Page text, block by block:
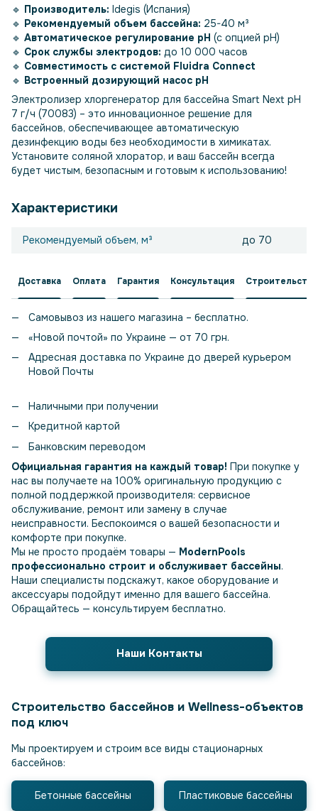
🔹 Производитель: Idegis (Испания)
🔹 Рекомендуемый объем бассейна: 25-40 м³
🔹 Автоматическое регулирование pH (с опцией pH)
🔹 Срок службы электродов: до 10 000 часов
🔹 Совместимость с системой Fluidra Connect
🔹 Встроенный дозирующий насос pH
Электролизер хлоргенератор для бассейна Smart Next pH
7 г/ч (70083) – это инновационное решение для
бассейнов, обеспечивающее автоматическую
дезинфекцию воды без необходимости в химикатах.
Установите соляной хлоратор, и ваш бассейн всегда
будет чистым, безопасным и готовым к использованию!
Характеристики
Рекомендуемый объем, м³ до 70
Доставка Оплата Гарантия Консультация Строительство
Самовывоз из нашего магазина – бесплатно.
«Новой почтой» по Украине — от 70 грн.
Адресная доставка по Украине до дверей курьером
Новой Почты
Наличными при получении
Кредитной картой
Банковским переводом
Официальная гарантия на каждый товар! При покупке у
нас вы получаете на 100% оригинальную продукцию с
полной поддержкой производителя: сервисное
обслуживание, ремонт или замену в случае
неисправности. Беспокоимся о вашей безопасности и
комфорте при покупке.
Мы не просто продаём товары — ModernPools
профессионально строит и обслуживает бассейны.
Наши специалисты подскажут, какое оборудование и
аксессуары подойдут именно для вашего бассейна.
Обращайтесь — консультируем бесплатно.
Наши Контакты
Строительство бассейнов и Wellness-объектов
под ключ
Мы проектируем и строим все виды стационарных
бассейнов:
Бетонные бассейны Пластиковые бассейны